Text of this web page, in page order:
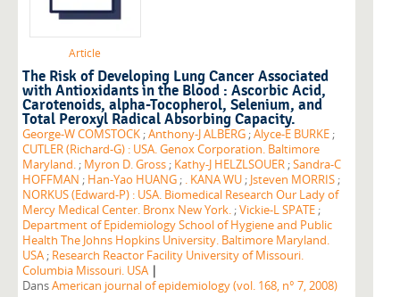
Article
The Risk of Developing Lung Cancer Associated
with Antioxidants in the Blood : Ascorbic Acid,
Carotenoids, alpha-Tocopherol, Selenium, and
Total Peroxyl Radical Absorbing Capacity.
George-W COMSTOCK ;Anthony-J ALBERG ;Alyce-E BURKE ;
CUTLER (Richard-G) : USA. Genox Corporation. Baltimore
Maryland. ; Myron D. Gross ; Kathy-J HELZLSOUER ;Sandra-C
HOFFMAN ; Han-Yao HUANG ; . KANA WU ; Jsteven MORRIS ;
NORKUS (Edward-P) : USA. Biomedical Research Our Lady of
Mercy Medical Center. Bronx New York. ;Vickie-L SPATE ;
Department of Epidemiology School of Hygiene and Public
Health The Johns Hopkins University. Baltimore Maryland.
USA ; Research Reactor Facility University of Missouri.
Columbia Missouri. USA |
DansAmerican journal of epidemiology (vol. 168, n° 7, 2008)